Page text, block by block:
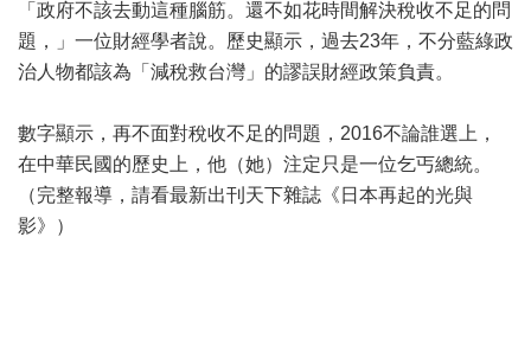
「政府不該去動這種腦筋。還不如花時間解決稅收不足的問
題，」一位財經學者說。歷史顯示，過去23年，不分藍綠政
治人物都該為「減稅救台灣」的謬誤財經政策負責。
數字顯示，再不面對稅收不足的問題，2016不論誰選上，
在中華民國的歷史上，他（她）注定只是一位乞丐總統。
（完整報導，請看最新出刊天下雜誌《日本再起的光與
影》）